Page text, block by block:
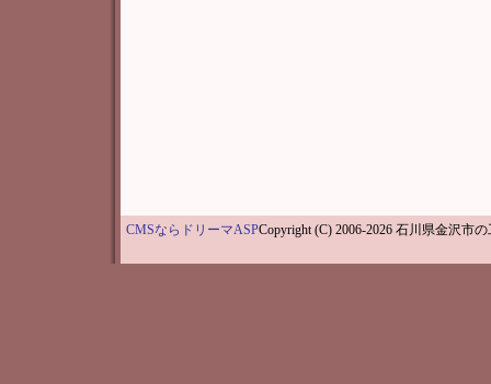
CMSならドリーマASPCopyright (C) 2006-2026 石川県金沢市